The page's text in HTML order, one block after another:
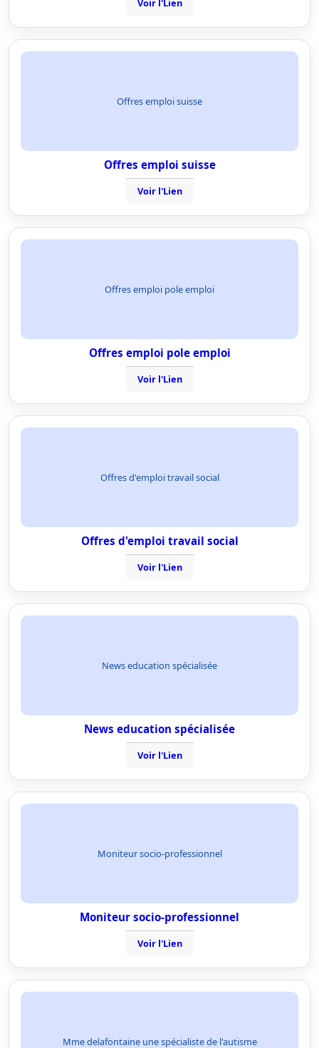
Voir l'Lien
Offres emploi suisse
Offres emploi suisse
Voir l'Lien
Offres emploi pole emploi
Offres emploi pole emploi
Voir l'Lien
Offres d'emploi travail social
Offres d'emploi travail social
Voir l'Lien
News education spécialisée
News education spécialisée
Voir l'Lien
Moniteur socio-professionnel
Moniteur socio-professionnel
Voir l'Lien
Mme delafontaine une spécialiste de l'autisme